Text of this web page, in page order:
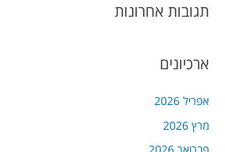
תגובות אחרונות
ארכיונים
אפריל 2026
מרץ 2026